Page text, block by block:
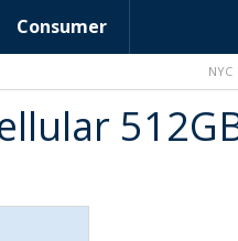
Consumer
NYC